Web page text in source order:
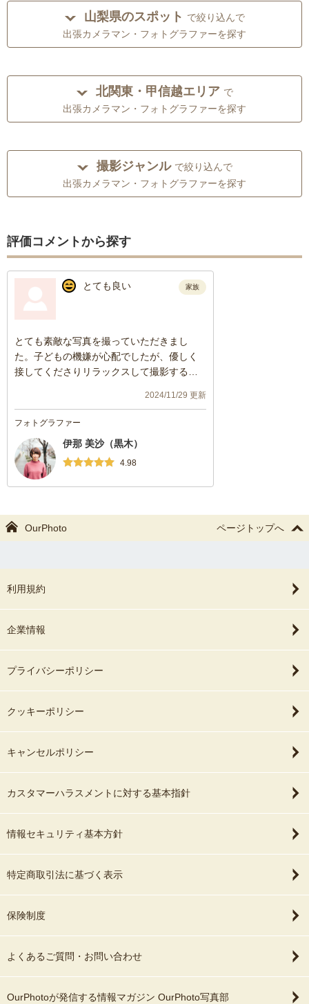
山梨県のスポット で絞り込んで
出張カメラマン・フォトグラファーを探す
北関東・甲信越エリア で
出張カメラマン・フォトグラファーを探す
撮影ジャンル で絞り込んで
出張カメラマン・フォトグラファーを探す
評価コメントから探す
とても良い 家族
とても素敵な写真を撮っていただきまし
た。子どもの機嫌が心配でしたが、優しく
接してくださりリラックスして撮影するこ
2024/11/29 更新
フォトグラファー
伊那 美沙（黒木）
4.98
OurPhoto ページトップへ
利用規約
企業情報
プライバシーポリシー
クッキーポリシー
キャンセルポリシー
カスタマーハラスメントに対する基本指針
情報セキュリティ基本方針
特定商取引法に基づく表示
保険制度
よくあるご質問・お問い合わせ
OurPhotoが発信する情報マガジン OurPhoto写真部